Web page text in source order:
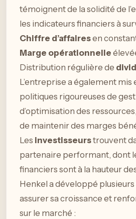
témoignent de la solidité de
les indicateurs financiers à
Chiffre d’affairesen
Marge opérationnelle
Distribution régulière de
L’entreprise a également mis
politiques rigoureuses de
d’optimisation des
de maintenir des marges
Les investisseurstrouvent
partenaire performant, dont
financiers sont à la hauteur
Henkel a développé
assurer sa croissance et
sur le marché :